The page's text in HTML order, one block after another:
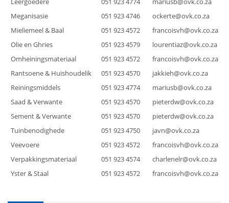
Meganisasie
051 9234746
ockerte@ovk.co.za
Mieliemeel & Baal
051 9234572
francoisvh@ovk.co.za
Olie en Ghries
051 9234579
lourentiaz@ovk.co.za
Omheiningsmateriaal
051 9234572
francoisvh@ovk.co.za
Rantsoene & Huishoudelik
051 923 4570
jakkieh@ovk.co.za
Reiningsmiddels
051 9234774
mariusb@ovk.co.za
Saad & Verwante
051 9234570
pieterdw@ovk.co.za
Sement & Verwante
051 9234570
pieterdw@ovk.co.za
Tuinbenodighede
051 9234750
javn@ovk.co.za
Veevoere
051 9234572
francoisvh@ovk.co.za
Verpakkingsmateriaal
051 9234574
charlenelr@ovk.co.za
Yster & Staal
051 923 4572 francoisvh@ovk.co.za